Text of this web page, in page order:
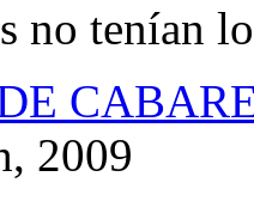
no tenían
2009